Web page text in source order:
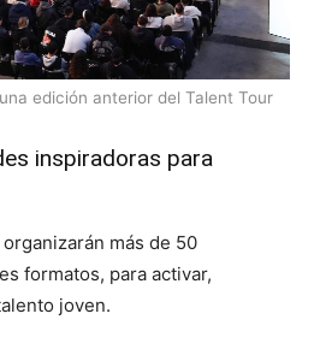
edición anterior del Talent Tour
inspiradoras para
más de 50
formatos, para activar,
joven.